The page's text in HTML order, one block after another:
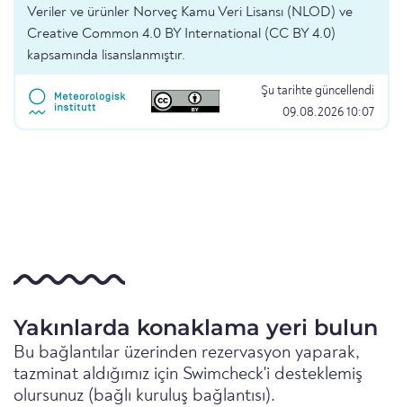
Veriler ve ürünler Norveç Kamu Veri Lisansı (NLOD) ve
Creative Common 4.0 BY International (CC BY 4.0)
kapsamında lisanslanmıştır.
Şu tarihte güncellendi
09.08.2026 10:07
Yakınlarda konaklama yeri bulun
Bu bağlantılar üzerinden rezervasyon yaparak,
tazminat aldığımız için Swimcheck'i desteklemiş
olursunuz (bağlı kuruluş bağlantısı).